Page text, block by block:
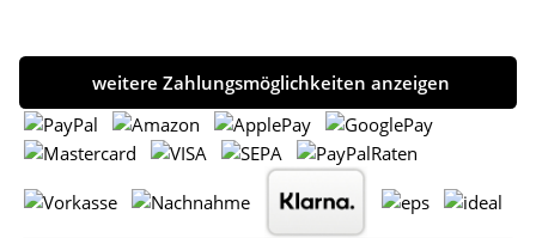
weitere Zahlungsmöglichkeiten anzeigen